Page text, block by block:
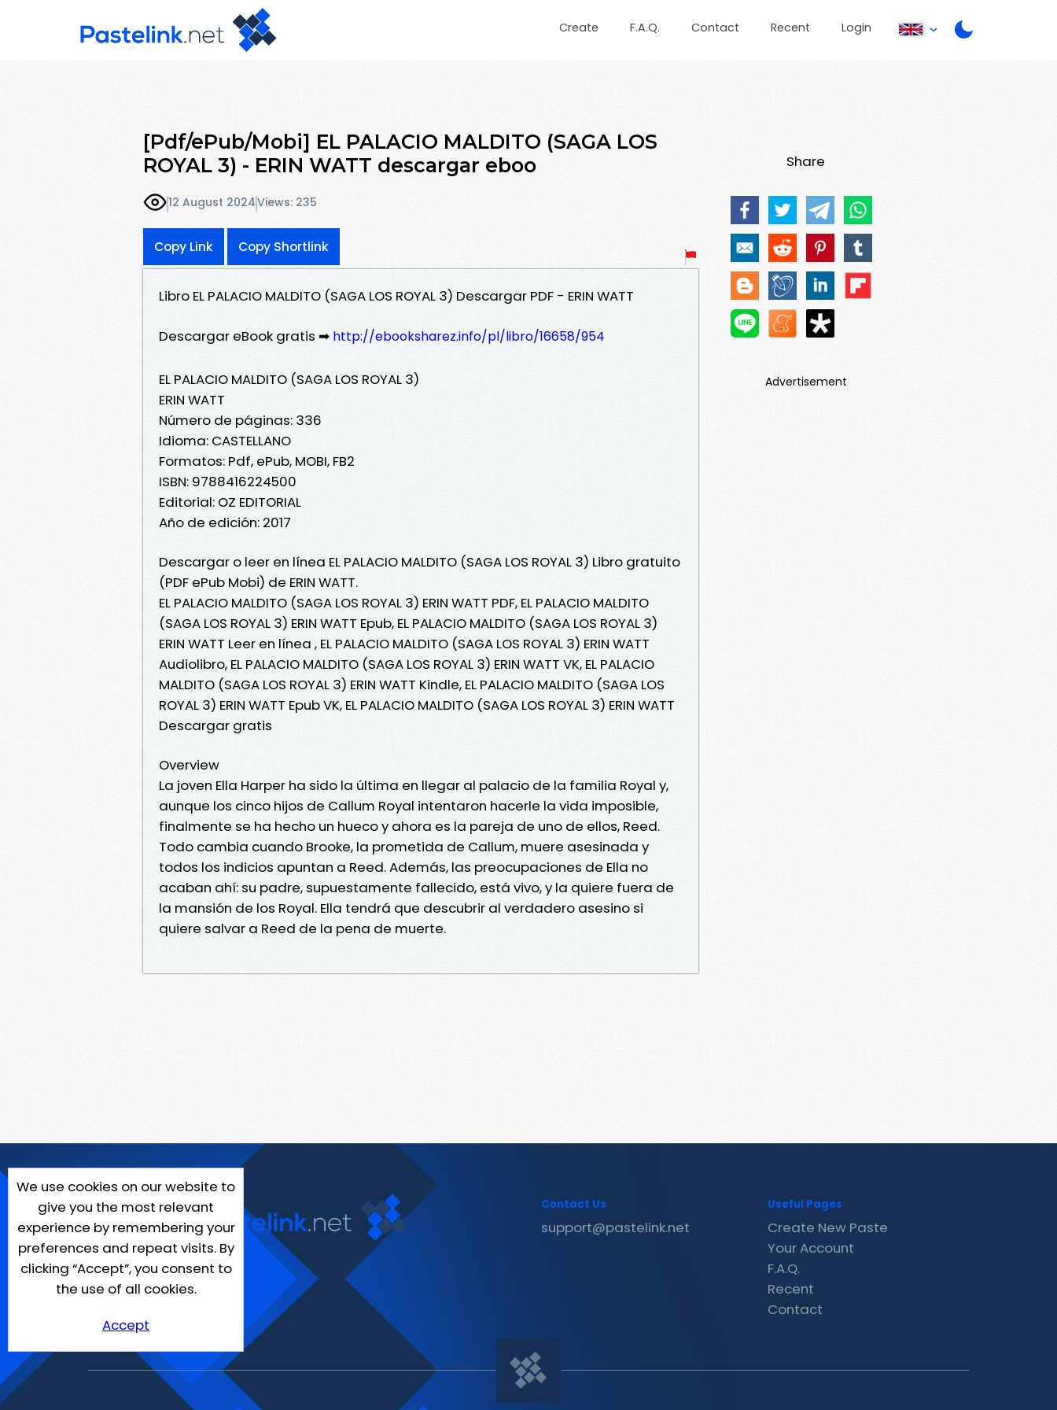
Create F.A.Q. Contact Recent Login
[Pdf/ePub/Mobi] EL PALACIO MALDITO (SAGA LOS
ROYAL 3) - ERIN WATT descargar eboo
12 August 2024Views: 235
Copy Link Copy Shortlink
Libro EL PALACIO MALDITO (SAGA LOS ROYAL 3) Descargar PDF - ERIN WATT
Descargar eBook gratis ➡ http://ebooksharez.info/pl/libro/16658/954
EL PALACIO MALDITO (SAGA LOS ROYAL 3)
ERIN WATT
Número de páginas: 336
Idioma: CASTELLANO
Formatos: Pdf, ePub, MOBI, FB2
ISBN: 9788416224500
Editorial: OZ EDITORIAL
Año de edición: 2017
Descargar o leer en línea EL PALACIO MALDITO (SAGA LOS ROYAL 3) Libro gratuito
(PDF ePub Mobi) de ERIN WATT.
EL PALACIO MALDITO (SAGA LOS ROYAL 3) ERIN WATT PDF, EL PALACIO MALDITO
(SAGA LOS ROYAL 3) ERIN WATT Epub, EL PALACIO MALDITO (SAGA LOS ROYAL 3)
ERIN WATT Leer en línea , EL PALACIO MALDITO (SAGA LOS ROYAL 3) ERIN WATT
Audiolibro, EL PALACIO MALDITO (SAGA LOS ROYAL 3) ERIN WATT VK, EL PALACIO
MALDITO (SAGA LOS ROYAL 3) ERIN WATT Kindle, EL PALACIO MALDITO (SAGA LOS
ROYAL 3) ERIN WATT Epub VK, EL PALACIO MALDITO (SAGA LOS ROYAL 3) ERIN WATT
Descargar gratis
Overview
La joven Ella Harper ha sido la última en llegar al palacio de la familia Royal y,
aunque los cinco hijos de Callum Royal intentaron hacerle la vida imposible,
finalmente se ha hecho un hueco y ahora es la pareja de uno de ellos, Reed.
Todo cambia cuando Brooke, la prometida de Callum, muere asesinada y
todos los indicios apuntan a Reed. Además, las preocupaciones de Ella no
acaban ahí: su padre, supuestamente fallecido, está vivo, y la quiere fuera de
la mansión de los Royal. Ella tendrá que descubrir al verdadero asesino si
quiere salvar a Reed de la pena de muerte.
Share
Advertisement
We use cookies on our website to
give you the most relevant
experience by remembering your
preferences and repeat visits. By
clicking “Accept”, you consent to
the use of all cookies.
Accept
Contact Us
support@pastelink.net
Useful Pages
Create New Paste
Your Account
F.A.Q.
Recent
Contact